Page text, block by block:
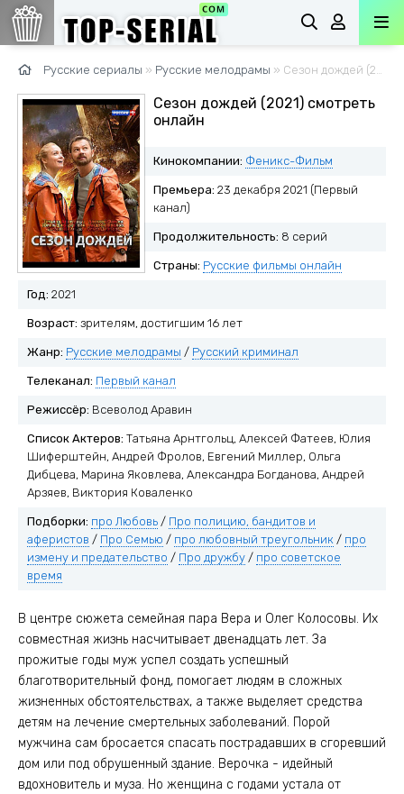
Русские сериалы » Русские мелодрамы » Сезон дождей (2021)
Сезон дождей (2021) смотреть
онлайн
Кинокомпании: Феникс-Фильм
Премьера: 23 декабря 2021 (Первый
канал)
Продолжительность: 8 серий
Страны: Русские фильмы онлайн
Год: 2021
Возраст: зрителям, достигшим 16 лет
Жанр: Русские мелодрамы / Русский криминал
Телеканал: Первый канал
Режиссёр: Всеволод Аравин
Список Актеров: Татьяна Арнтгольц, Алексей Фатеев, Юлия
Шиферштейн, Андрей Фролов, Евгений Миллер, Ольга
Дибцева, Марина Яковлева, Александра Богданова, Андрей
Арзяев, Виктория Коваленко
Подборки: про Любовь / Про полицию, бандитов и
аферистов / Про Семью / про любовный треугольник / про
измену и предательство / Про дружбу / про советское
время
В центре сюжета семейная пара Вера и Олег Колосовы. Их
совместная жизнь насчитывает двенадцать лет. За
прожитые годы муж успел создать успешный
благотворительный фонд, помогает людям в сложных
жизненных обстоятельствах, а также выделяет средства
детям на лечение смертельных заболеваний. Порой
мужчина сам бросается спасать пострадавших в сгоревший
дом или под обрушенный здание. Верочка - идейный
вдохновитель и муза. Но женщина с годами устала от